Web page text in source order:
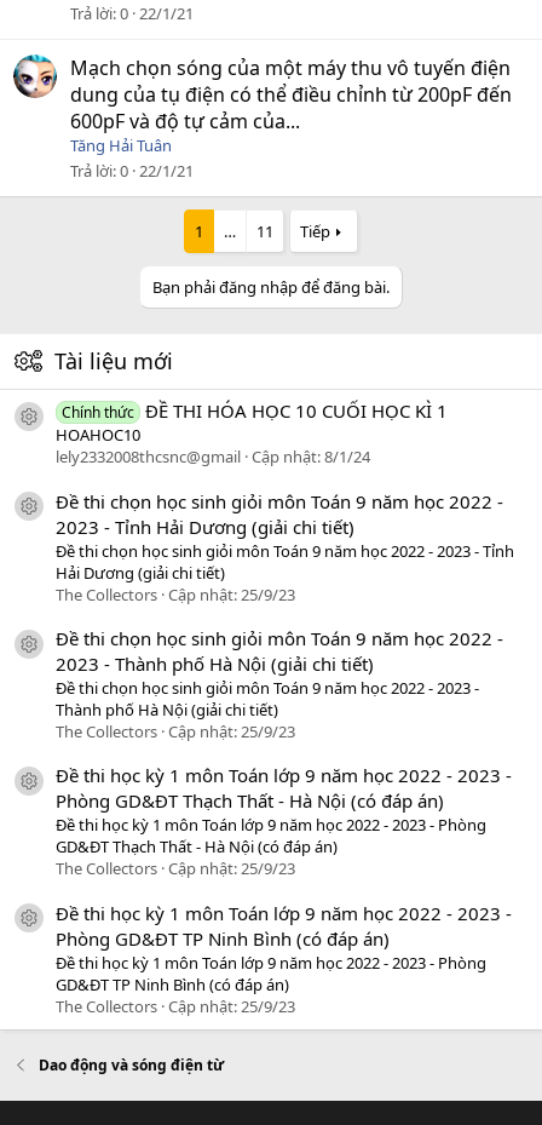
Trả lời 0 22/1/21
Mạch chọn sóng của một máy thu vô tuyến điện
dung của tụ điện có thể điều chỉnh từ 200pF đến
600pF và độ tự cảm của...
Tăng Hải Tuân
Trả lời 0 22/1/21
1 … 11 Tiếp
Bạn phải đăng nhập để đăng bài.
Tài liệu mới
icon tài liệu
Chính thức ĐỀ THI HÓA HỌC 10 CUỐI HỌC KÌ 1
HOAHOC10
lely2332008thcsnc@gmail Cập nhật:8/1/24
icon tài liệu
Đề thi chọn học sinh giỏi môn Toán 9 năm học 2022 -
2023 - Tỉnh Hải Dương (giải chi tiết)
Đề thi chọn học sinh giỏi môn Toán 9 năm học 2022 - 2023 - Tỉnh
Hải Dương (giải chi tiết)
The Collectors Cập nhật:25/9/23
icon tài liệu
Đề thi chọn học sinh giỏi môn Toán 9 năm học 2022 -
2023 - Thành phố Hà Nội (giải chi tiết)
Đề thi chọn học sinh giỏi môn Toán 9 năm học 2022 - 2023 -
Thành phố Hà Nội (giải chi tiết)
The Collectors Cập nhật:25/9/23
icon tài liệu
Đề thi học kỳ 1 môn Toán lớp 9 năm học 2022 - 2023 -
Phòng GD&ĐT Thạch Thất - Hà Nội (có đáp án)
Đề thi học kỳ 1 môn Toán lớp 9 năm học 2022 - 2023 - Phòng
GD&ĐT Thạch Thất - Hà Nội (có đáp án)
The Collectors Cập nhật:25/9/23
icon tài liệu
Đề thi học kỳ 1 môn Toán lớp 9 năm học 2022 - 2023 -
Phòng GD&ĐT TP Ninh Bình (có đáp án)
Đề thi học kỳ 1 môn Toán lớp 9 năm học 2022 - 2023 - Phòng
GD&ĐT TP Ninh Bình (có đáp án)
The Collectors Cập nhật: 25/9/23
Dao động và sóng điện từ